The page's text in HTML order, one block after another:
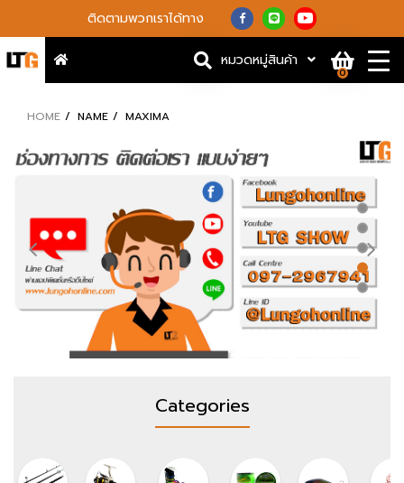
ติดตามพวกเราได้ทาง
หมวดหมู่สินค้า
0
HOME NAME MAXIMA
Categories